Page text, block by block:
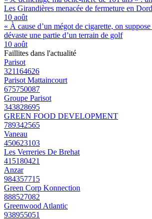
Les Girandières menacée de fermeture en
10 août
« À cause d’un mégot de cigarette, on
dévaste une partie d’un terrain de golf
10 août
Faillites dans l'actualité
Parisot
321164626
Parisot Mattaincourt
675750087
Groupe Parisot
343828695
GREEN FOOD DEVELOPMENT
789342565
Vaneau
450623103
Les Verreries De Brehat
415180421
Anzar
984357715
Green Corp Konnection
888527082
Greenwood Atlantic
938955051